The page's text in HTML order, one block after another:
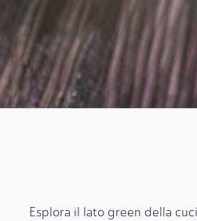
Esplora il lato green della